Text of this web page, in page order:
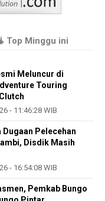
Top Minggu ini
Meluncur di
Touring
- 11:46:28 WIB
Pelecehan
Disdik Masih
- 16:54:08 WIB
Pemkab Bungo